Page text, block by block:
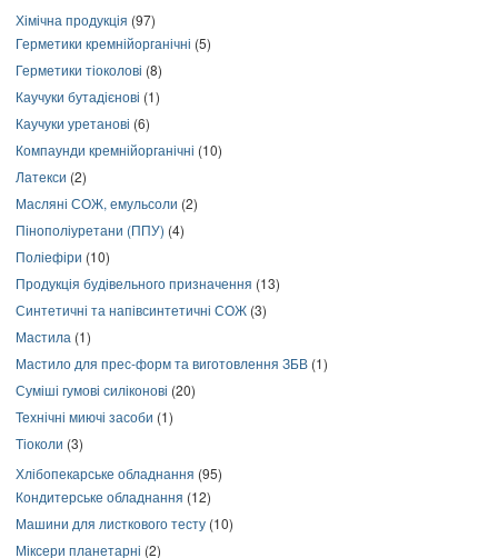
Хімічна продукція (97)
Герметики кремнійорганічні (5)
Герметики тіоколові (8)
Каучуки бутадієнові (1)
Каучуки уретанові (6)
Компаунди кремнійорганічні (10)
Латекси (2)
Масляні СОЖ, емульсоли (2)
Пінополіуретани (ППУ) (4)
Поліефіри (10)
Продукція будівельного призначення (13)
Синтетичні та напівсинтетичні СОЖ (3)
Мастила (1)
Мастило для прес-форм та виготовлення ЗБВ (1)
Суміші гумові силіконові (20)
Технічні миючі засоби (1)
Тіоколи (3)
Хлібопекарське обладнання (95)
Кондитерське обладнання (12)
Машини для листкового тесту (10)
Міксери планетарні (2)